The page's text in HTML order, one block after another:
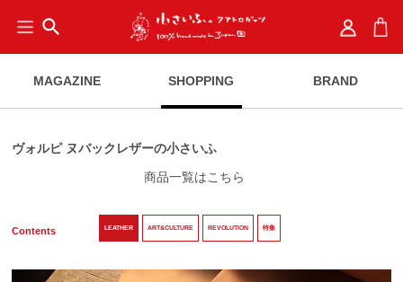
search
MAGAZINE SHOPPING BRAND
ヴォルピ ヌバックレザーの小さいふ
商品一覧はこちら
Contents LEATHER ART&CULTURE REVOLUTION 特集